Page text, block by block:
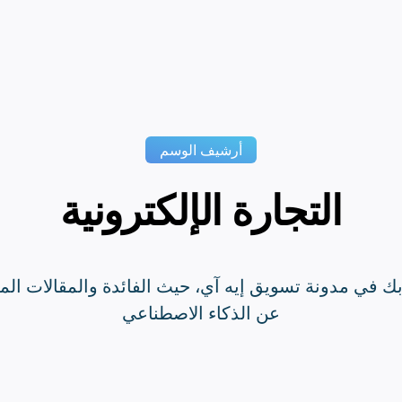
أرشيف الوسم
التجارة الإلكترونية
في مدونة تسويق إيه آي، حيث الفائدة والمقالات
عن الذكاء الاصطناعي